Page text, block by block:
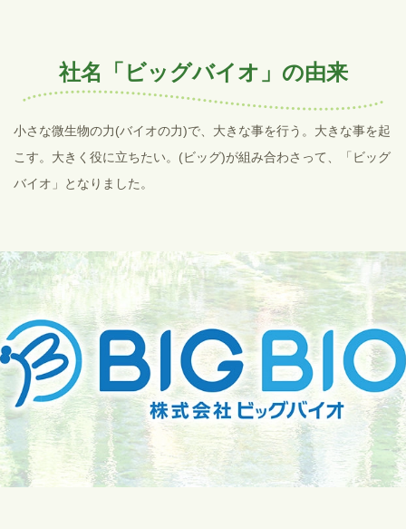
社名「ビッグバイオ」の由来
小さな微生物の力(バイオの力)で、大きな事を行う。大きな事を起
こす。大きく役に立ちたい。(ビッグ)が組み合わさって、「ビッグ
バイオ」となりました。